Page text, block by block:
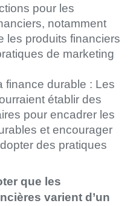
pour les
notamment
les produits financiers
de marketing
finance durable : Les
établir des
pour encadrer les
et encourager
des pratiques
que les
varient d’un